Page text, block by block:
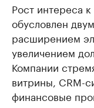
Рост интереса
обусловлен
расширением
увеличением
Компании
витрины, CRM-
финансовые